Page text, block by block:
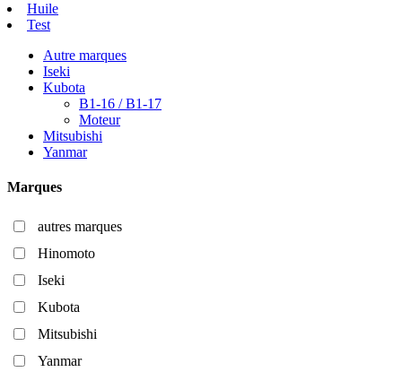
Huile
Test
Autre marques
Iseki
Kubota
B1-16 / B1-17
Moteur
Mitsubishi
Yanmar
Marques
autres marques
Hinomoto
Iseki
Kubota
Mitsubishi
Yanmar